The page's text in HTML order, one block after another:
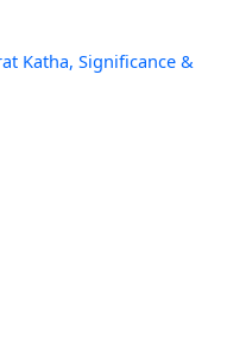
Katha, Significance &